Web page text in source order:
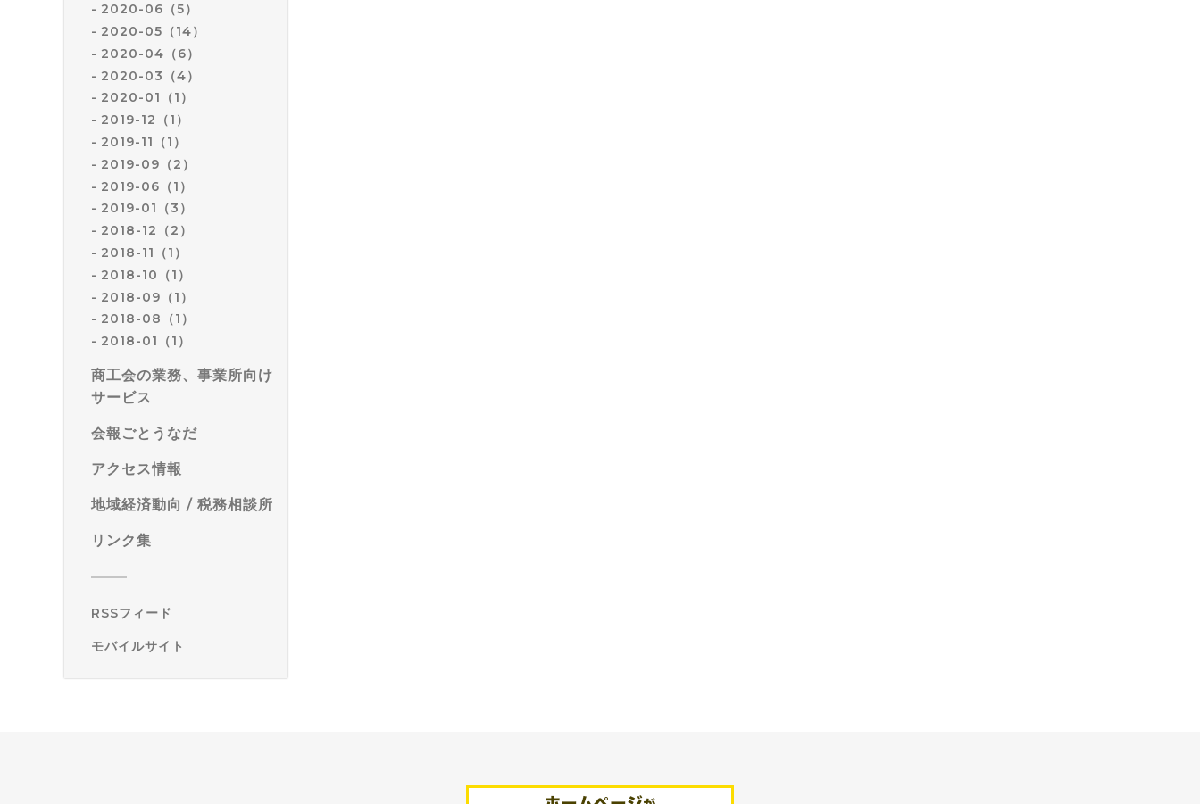
2020-06（5）
2020-05（14）
2020-04（6）
2020-03（4）
2020-01（1）
2019-12（1）
2019-11（1）
2019-09（2）
2019-06（1）
2019-01（3）
2018-12（2）
2018-11（1）
2018-10（1）
2018-09（1）
2018-08（1）
2018-01（1）
商工会の業務、事業所向け
サービス
会報ごとうなだ
アクセス情報
地域経済動向 / 税務相談所
リンク集
RSSフィード
モバイルサイト